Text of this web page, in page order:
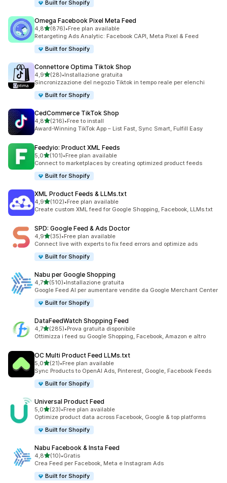
Built for Shopify
Omega Facebook Pixel Meta Feed
4,8stelle su 5
(876)
876 recensioni totali
•Free plan available
Retargeting Ads Analytic: Facebook CAPI, Meta Pixel & Feed
Built for Shopify
Connettore Optima Tiktok Shop
4,9stelle su 5
(28)
28 recensioni totali
•Installazione gratuita
Sincronizzazione del negozio Tiktok in tempo reale per elenchi
Built for Shopify
CedCommerce TikTok Shop
4,8stelle su 5
(216)
216 recensioni totali
•Free to install
Award-Winning TikTok App – List Fast, Sync Smart, Fulfill Easy
Feedyio: Product XML Feeds
5,0stelle su 5
(101)
101 recensioni totali
•Free plan available
Connect to marketplaces by creating optimized product feeds
Built for Shopify
XML Product Feeds & LLMs.txt
4,9stelle su 5
(102)
102 recensioni totali
•Free plan available
Create custom XML feed for Google Shopping, Facebook, LLMs.txt
SPD: Google Feed & Ads Doctor
4,9stelle su 5
(35)
35 recensioni totali
•Free plan available
Connect live with experts to fix feed errors and optimize ads
Built for Shopify
Nabu per Google Shopping
4,7stelle su 5
(510)
510 recensioni totali
•Installazione gratuita
Google Feed AI per aumentare vendite da Google Merchant Center
Built for Shopify
DataFeedWatch Shopping Feed
4,7stelle su 5
(285)
285 recensioni totali
•Prova gratuita disponibile
Ottimizza i feed su Google Shopping, Facebook, Amazon e altro
OC Multi Product Feed LLMs.txt
5,0stelle su 5
(21)
21 recensioni totali
•Free plan available
Sync Products to OpenAI Ads, Pinterest, Google, Facebook Feeds
Built for Shopify
Universal Product Feed
5,0stelle su 5
(23)
23 recensioni totali
•Free plan available
Optimize product data across Facebook, Google & top platforms
Built for Shopify
Nabu Facebook & Insta Feed
4,8stelle su 5
(10)
10 recensioni totali
•Gratis
Crea Feed per Facebook, Meta e Instagram Ads
Built for Shopify